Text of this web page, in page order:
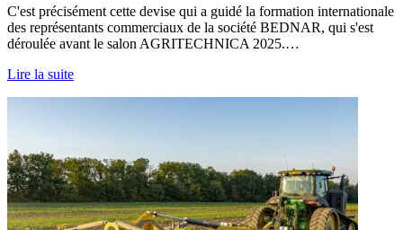
C'est précisément cette devise qui a guidé la formation internationale
des représentants commerciaux de la société BEDNAR, qui s'est
déroulée avant le salon AGRITECHNICA 2025.…
Lire la suite